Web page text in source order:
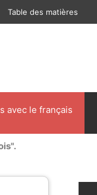
Table des matières
avec le français